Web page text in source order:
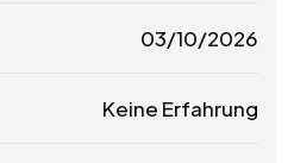
03/10/2026
Keine Erfahrung